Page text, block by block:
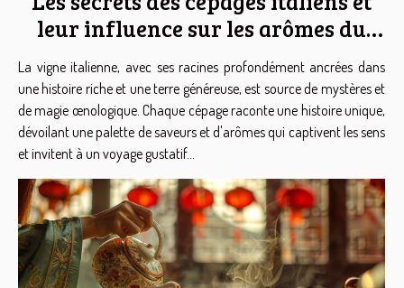
leur influence sur les arômes du
vin
La vigne italienne, avec ses racines profondément ancrées dans
une histoire riche et une terre généreuse, est source de mystères et
de magie œnologique. Chaque cépage raconte une histoire unique,
dévoilant une palette de saveurs et d'arômes qui captivent les sens
et invitent à un voyage gustatif...